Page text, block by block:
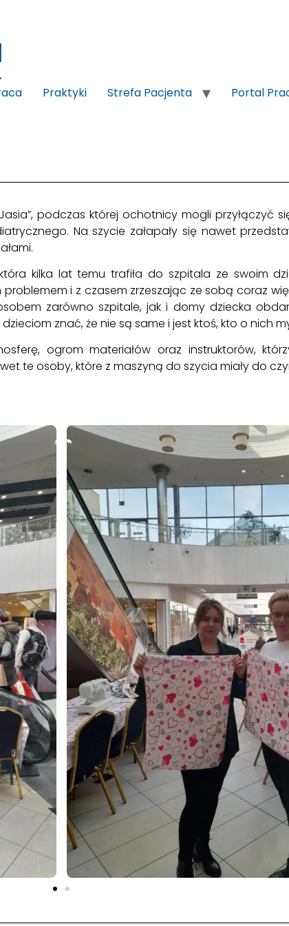
Praktyki Strefa Pacjenta Portal
podczas której ochotnicy mogli przyłączyć
Na szycie załapały się nawet
kilka lat temu trafiła do szpitala ze swoim
i z czasem zrzeszając ze sobą coraz
zarówno szpitale, jak i domy dziecka
znać, że nie są same i jest ktoś, kto o nich
ogrom materiałów oraz instruktorów,
te osoby, które z maszyną do szycia miały do